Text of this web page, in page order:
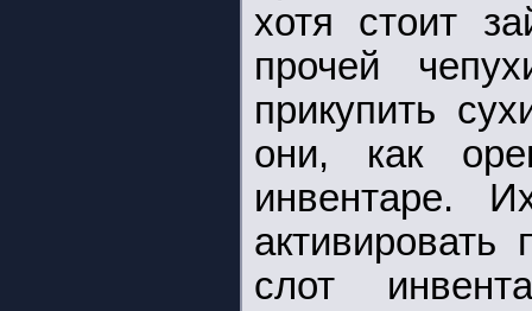
хотя стоит
прочей
прикупить
они, как
инвентаре.
слот